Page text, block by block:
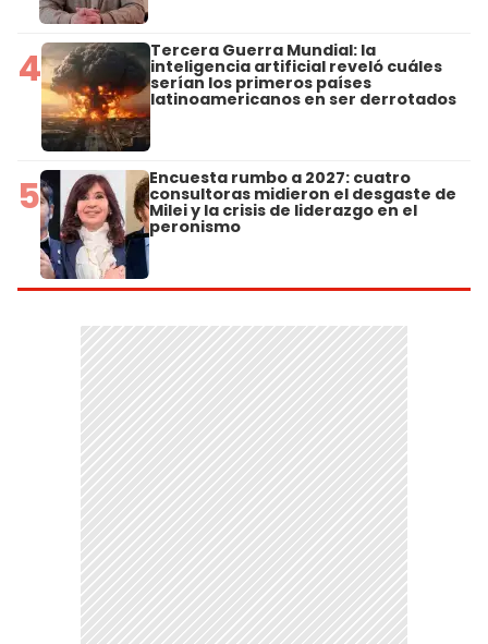
4 Tercera Guerra Mundial: la
inteligencia artificial reveló cuáles
serían los primeros países
latinoamericanos en ser derrotados
5 Encuesta rumbo a 2027: cuatro
consultoras midieron el desgaste de
Milei y la crisis de liderazgo en el
peronismo